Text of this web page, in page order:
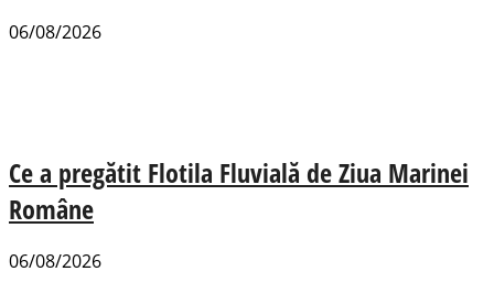
06/08/2026
Ce a pregătit Flotila Fluvială de Ziua Marinei
Române
06/08/2026